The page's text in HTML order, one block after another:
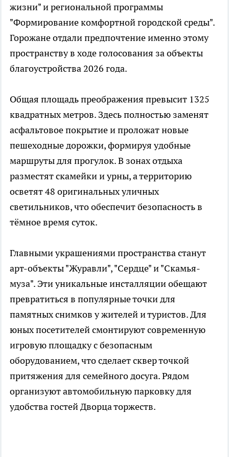
жизни" и региональной программы
"Формирование комфортной городской среды".
Горожане отдали предпочтение именно этому
пространству в ходе голосования за объекты
благоустройства 2026 года.
Общая площадь преображения превысит 1325
квадратных метров. Здесь полностью заменят
асфальтовое покрытие и проложат новые
пешеходные дорожки, формируя удобные
маршруты для прогулок. В зонах отдыха
разместят скамейки и урны, а территорию
осветят 48 оригинальных уличных
светильников, что обеспечит безопасность в
тёмное время суток.
Главными украшениями пространства станут
арт-объекты "Журавли", "Сердце" и "Скамья-
муза". Эти уникальные инсталляции обещают
превратиться в популярные точки для
памятных снимков у жителей и туристов. Для
юных посетителей смонтируют современную
игровую площадку с безопасным
оборудованием, что сделает сквер точкой
притяжения для семейного досуга. Рядом
организуют автомобильную парковку для
удобства гостей Дворца торжеств.